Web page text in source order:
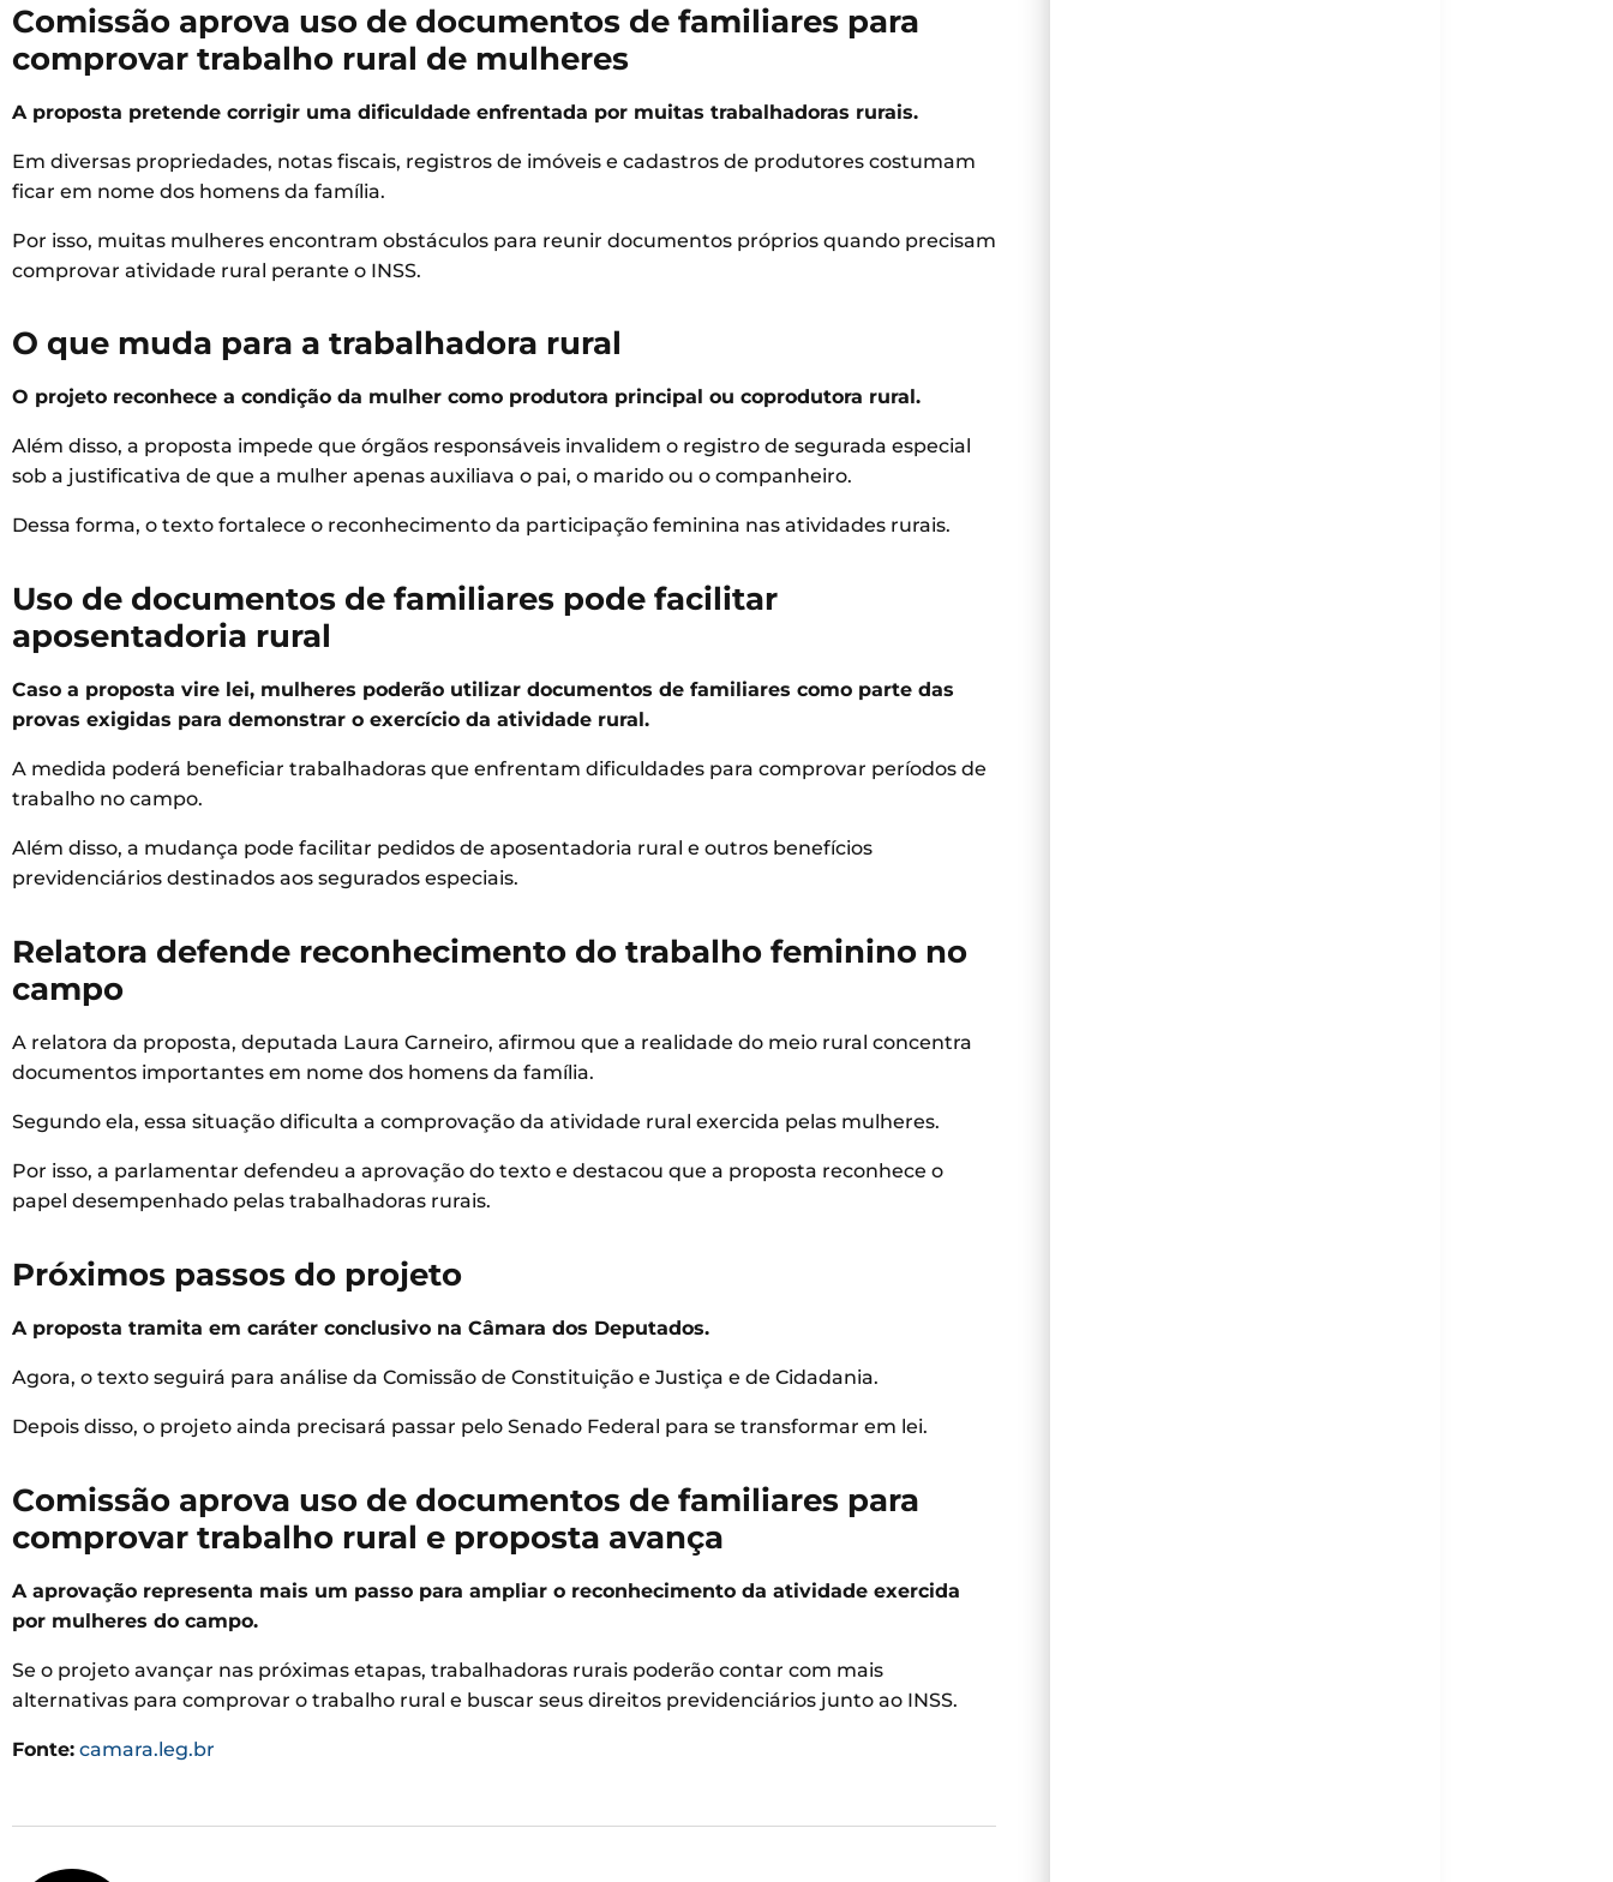
Comissão aprova uso de documentos de familiares para
comprovar trabalho rural de mulheres
A proposta pretende corrigir uma dificuldade enfrentada por muitas trabalhadoras rurais.
Em diversas propriedades, notas fiscais, registros de imóveis e cadastros de produtores costumam
ficar em nome dos homens da família.
Por isso, muitas mulheres encontram obstáculos para reunir documentos próprios quando precisam
comprovar atividade rural perante o INSS.
O que muda para a trabalhadora rural
O projeto reconhece a condição da mulher como produtora principal ou coprodutora rural.
Além disso, a proposta impede que órgãos responsáveis invalidem o registro de segurada especial
sob a justificativa de que a mulher apenas auxiliava o pai, o marido ou o companheiro.
Dessa forma, o texto fortalece o reconhecimento da participação feminina nas atividades rurais.
Uso de documentos de familiares pode facilitar
aposentadoria rural
Caso a proposta vire lei, mulheres poderão utilizar documentos de familiares como parte das
provas exigidas para demonstrar o exercício da atividade rural.
A medida poderá beneficiar trabalhadoras que enfrentam dificuldades para comprovar períodos de
trabalho no campo.
Além disso, a mudança pode facilitar pedidos de aposentadoria rural e outros benefícios
previdenciários destinados aos segurados especiais.
Relatora defende reconhecimento do trabalho feminino no
campo
A relatora da proposta, deputada Laura Carneiro, afirmou que a realidade do meio rural concentra
documentos importantes em nome dos homens da família.
Segundo ela, essa situação dificulta a comprovação da atividade rural exercida pelas mulheres.
Por isso, a parlamentar defendeu a aprovação do texto e destacou que a proposta reconhece o
papel desempenhado pelas trabalhadoras rurais.
Próximos passos do projeto
A proposta tramita em caráter conclusivo na Câmara dos Deputados.
Agora, o texto seguirá para análise da Comissão de Constituição e Justiça e de Cidadania.
Depois disso, o projeto ainda precisará passar pelo Senado Federal para se transformar em lei.
Comissão aprova uso de documentos de familiares para
comprovar trabalho rural e proposta avança
A aprovação representa mais um passo para ampliar o reconhecimento da atividade exercida
por mulheres do campo.
Se o projeto avançar nas próximas etapas, trabalhadoras rurais poderão contar com mais
alternativas para comprovar o trabalho rural e buscar seus direitos previdenciários junto ao INSS.
Fonte: camara.leg.br